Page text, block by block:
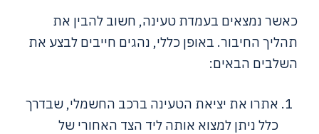
כאשר נמצאים בעמדת טעינה, חשוב להבין את
תהליך החיבור. באופן כללי, נהגים חייבים לבצע את
השלבים הבאים:
אתרו את יציאת הטעינה ברכב החשמלי, שבדרך
כלל ניתן למצוא אותה ליד הצד האחורי של